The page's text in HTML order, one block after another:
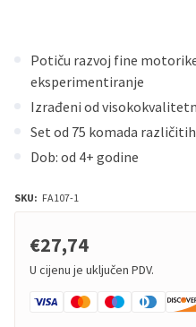
Potiču razvoj fine
eksperimentiranje
Izrađeni od
Set od 75 komada
Dob: od 4+ godine
SKU: FA107-1
€27,74
U cijenu je uključen PDV.